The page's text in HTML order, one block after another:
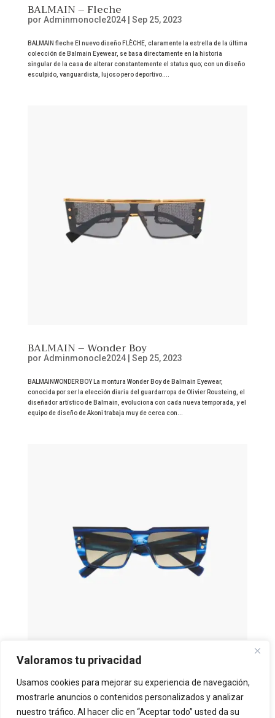
Valoramos tu privacidad
Usamos cookies para mejorar su experiencia de navegación,
mostrarle anuncios o contenidos personalizados y analizar
nuestro tráfico. Al hacer clic en “Aceptar todo” usted da su
BALMAIN – Fleche
por Adminmonocle2024| Sep 25, 2023
BALMAIN fleche El nuevo diseño FLÈCHE, claramente la estrella de la última
colección de Balmain Eyewear, se basa directamente en la historia
singular de la casa de alterar constantemente el status quo; con un diseño
esculpido, vanguardista, lujoso pero deportivo....
BALMAIN – Wonder Boy
por Adminmonocle2024| Sep 25, 2023
BALMAINWONDER BOY La montura Wonder Boy de Balmain Eyewear,
conocida por ser la elección diaria del guardarropa de Olivier Rousteing, el
diseñador artístico de Balmain, evoluciona con cada nueva temporada, y el
equipo de diseño de Akoni trabaja muy de cerca con...
BALMAIN B-VI
porAdminmonocle2024|Sep 25, 2023